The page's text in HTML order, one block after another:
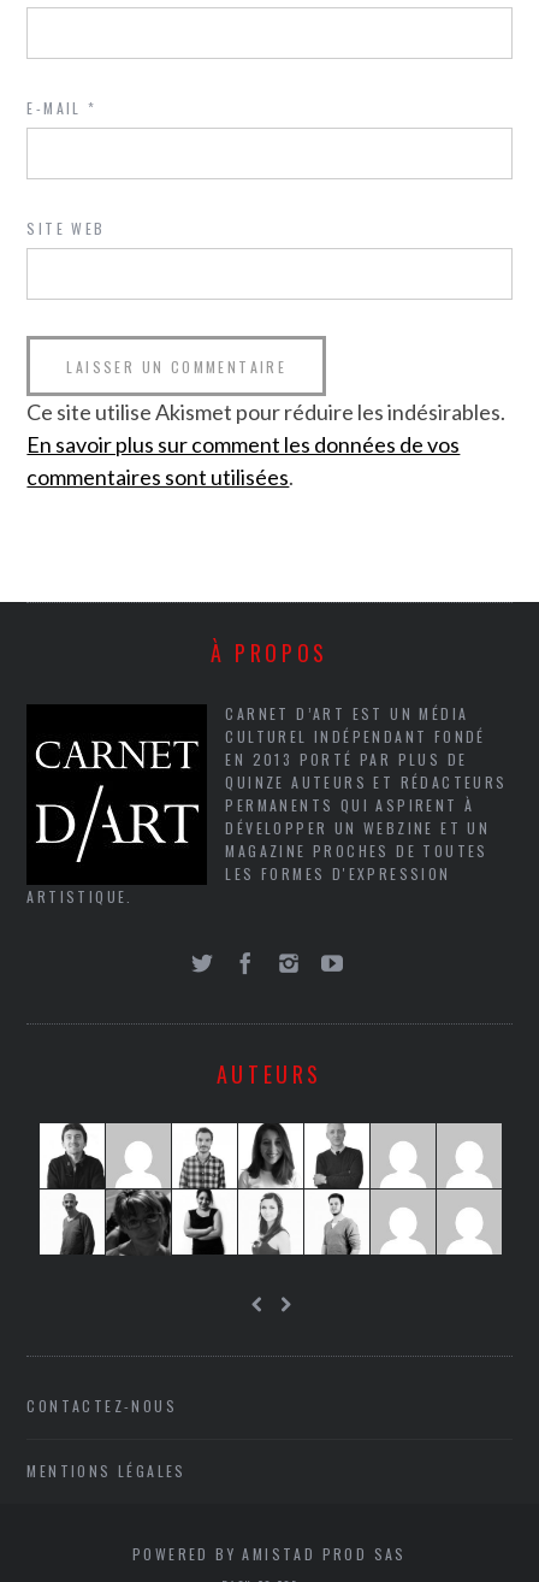
E-MAIL*
SITE WEB
Ce site utilise Akismet pour réduire les indésirables.
En savoir plus sur comment les données de vos
commentaires sont utilisées.
À PROPOS
CARNET D’ART EST UN MÉDIA
CULTUREL INDÉPENDANT FONDÉ
EN 2013 PORTÉ PAR PLUS DE
QUINZE AUTEURS ET RÉDACTEURS
PERMANENTS QUI ASPIRENT À
DÉVELOPPER UN WEBZINE ET UN
MAGAZINE PROCHES DE TOUTES
LES FORMES D'EXPRESSION
ARTISTIQUE.
AUTEURS
CONTACTEZ-NOUS
MENTIONS LÉGALES
POWERED BY AMISTAD PROD SAS